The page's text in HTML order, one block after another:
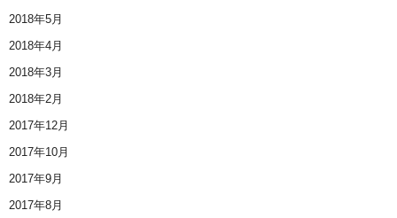
2018年5月
2018年4月
2018年3月
2018年2月
2017年12月
2017年10月
2017年9月
2017年8月